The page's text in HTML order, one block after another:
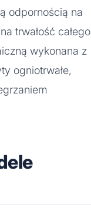
odpornością na
trwałość całego
wykonana z
ogniotrwałe,